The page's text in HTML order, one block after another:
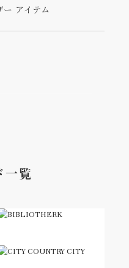
ー アイテム
一覧